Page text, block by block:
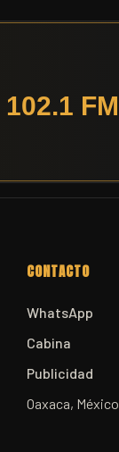
CONTACTO
WhatsApp
Cabina
Publicidad
Oaxaca, México